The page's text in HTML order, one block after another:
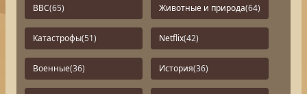
BBC(65) Животные и природа(64)
Катастрофы(51) Netflix(42)
Военные(36) История(36)